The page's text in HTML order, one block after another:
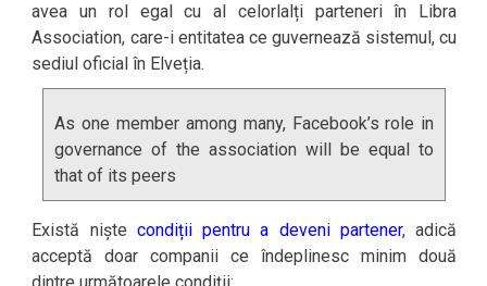
avea un rol egal cu al celorlalți parteneri în Libra
Association, care-i entitatea ce guvernează sistemul, cu
sediul oficial în Elveția.
As one member among many, Facebook’s role in
governance of the association will be equal to
that of its peers
Există niște condiții pentru a deveni partener, adică
acceptă doar companii ce îndeplinesc minim două